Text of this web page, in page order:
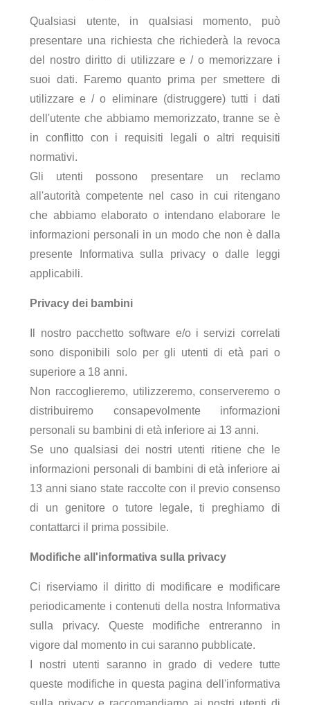
Qualsiasi utente, in qualsiasi momento, può
presentare una richiesta che richiederà la revoca
del nostro diritto di utilizzare e / o memorizzare i
suoi dati. Faremo quanto prima per smettere di
utilizzare e / o eliminare (distruggere) tutti i dati
dell'utente che abbiamo memorizzato, tranne se è
in conflitto con i requisiti legali o altri requisiti
normativi.
Gli utenti possono presentare un reclamo
all'autorità competente nel caso in cui ritengano
che abbiamo elaborato o intendano elaborare le
informazioni personali in un modo che non è dalla
presente Informativa sulla privacy o dalle leggi
applicabili.
Privacy dei bambini
Il nostro pacchetto software e/o i servizi correlati
sono disponibili solo per gli utenti di età pari o
superiore a 18 anni.
Non raccoglieremo, utilizzeremo, conserveremo o
distribuiremo consapevolmente informazioni
personali su bambini di età inferiore ai 13 anni.
Se uno qualsiasi dei nostri utenti ritiene che le
informazioni personali di bambini di età inferiore ai
13 anni siano state raccolte con il previo consenso
di un genitore o tutore legale, ti preghiamo di
contattarci il prima possibile.
Modifiche all'informativa sulla privacy
Ci riserviamo il diritto di modificare e modificare
periodicamente i contenuti della nostra Informativa
sulla privacy. Queste modifiche entreranno in
vigore dal momento in cui saranno pubblicate.
I nostri utenti saranno in grado di vedere tutte
queste modifiche in questa pagina dell'informativa